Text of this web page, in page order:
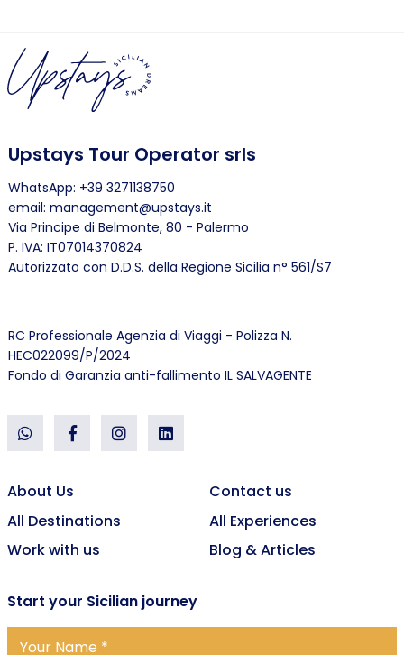
Upstays Tour Operator srls
WhatsApp: +39 3271138750
email: management@upstays.it
Via Principe di Belmonte, 80 - Palermo
P. IVA: IT07014370824
Autorizzato con D.D.S. della Regione Sicilia n° 561/S7
RC Professionale Agenzia di Viaggi - Polizza N.
HEC022099/P/2024
Fondo di Garanzia anti-fallimento IL SALVAGENTE
About Us
Contact us
All Destinations
All Experiences
Work with us
Blog & Articles
Start your Sicilian journey